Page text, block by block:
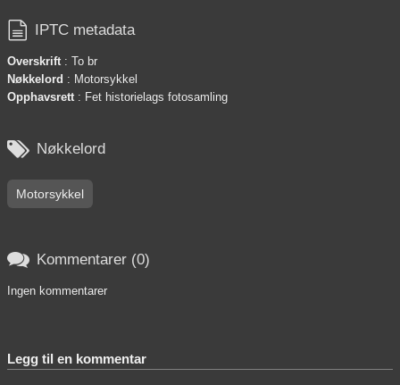
 IPTC metadata
Overskrift : To br
Nøkkelord : Motorsykkel
Opphavsrett : Fet historielags fotosamling
 Nøkkelord
Motorsykkel
 Kommentarer (0)
Ingen kommentarer
Legg til en kommentar